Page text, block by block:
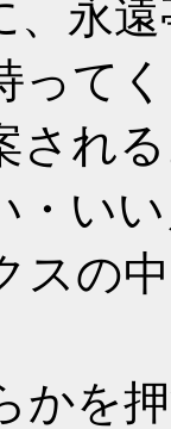
、永
って
され
・い
スの
かを